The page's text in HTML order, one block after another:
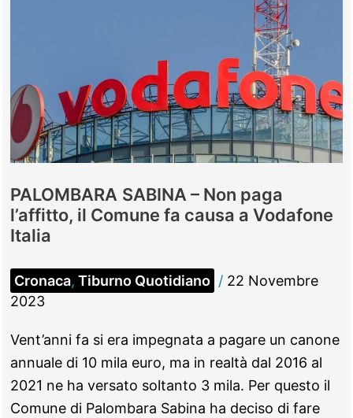
PALOMBARA SABINA – Non paga
l’affitto, il Comune fa causa a Vodafone
Italia
Cronaca, Tiburno Quotidiano / 22 Novembre
2023
Vent’anni fa si era impegnata a pagare un canone
annuale di 10 mila euro, ma in realtà dal 2016 al
2021 ne ha versato soltanto 3 mila. Per questo il
Comune di Palombara Sabina ha deciso di fare